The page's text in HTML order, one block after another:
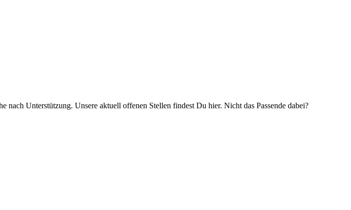
Unterstützung. Unsere aktuell offenen Stellen findest Du hier. Nicht das Passende dabei?